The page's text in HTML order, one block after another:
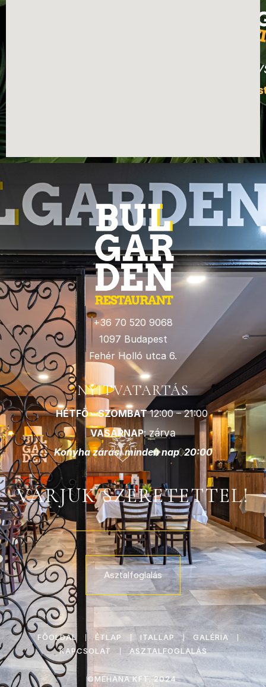
+36 70 520 9068
1097 Budapest
Fehér Holló utca 6.
NYITVATARTÁS
HÉTFŐ – SZOMBAT12:00 – 21:00
VASÁRNAP: zárva
Konyha zárás: minden nap 20:00
VÁRJUK SZERETETTEL!
Asztalfoglalás
FŐOLDAL ÉTLAP ITALLAP
GALÉRIA
KAPCSOLAT
ASZTALFOGLALÁS
©MEHANA KFT. 2024